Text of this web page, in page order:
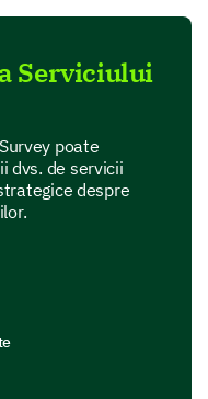
of our
you
Serviciului
poate
dvs. de servicii
despre